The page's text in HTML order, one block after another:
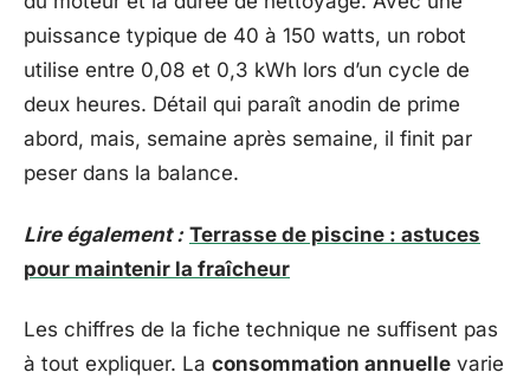
puissance typique de 40 à 150 watts, un robot
utilise entre 0,08 et 0,3 kWh lors d’un cycle de
deux heures. Détail qui paraît anodin de prime
abord, mais, semaine après semaine, il finit par
peser dans la balance.
Lire également : Terrasse de piscine : astuces
pour maintenir la fraîcheur
Les chiffres de la fiche technique ne suffisent pas
à tout expliquer. La consommation annuelle varie